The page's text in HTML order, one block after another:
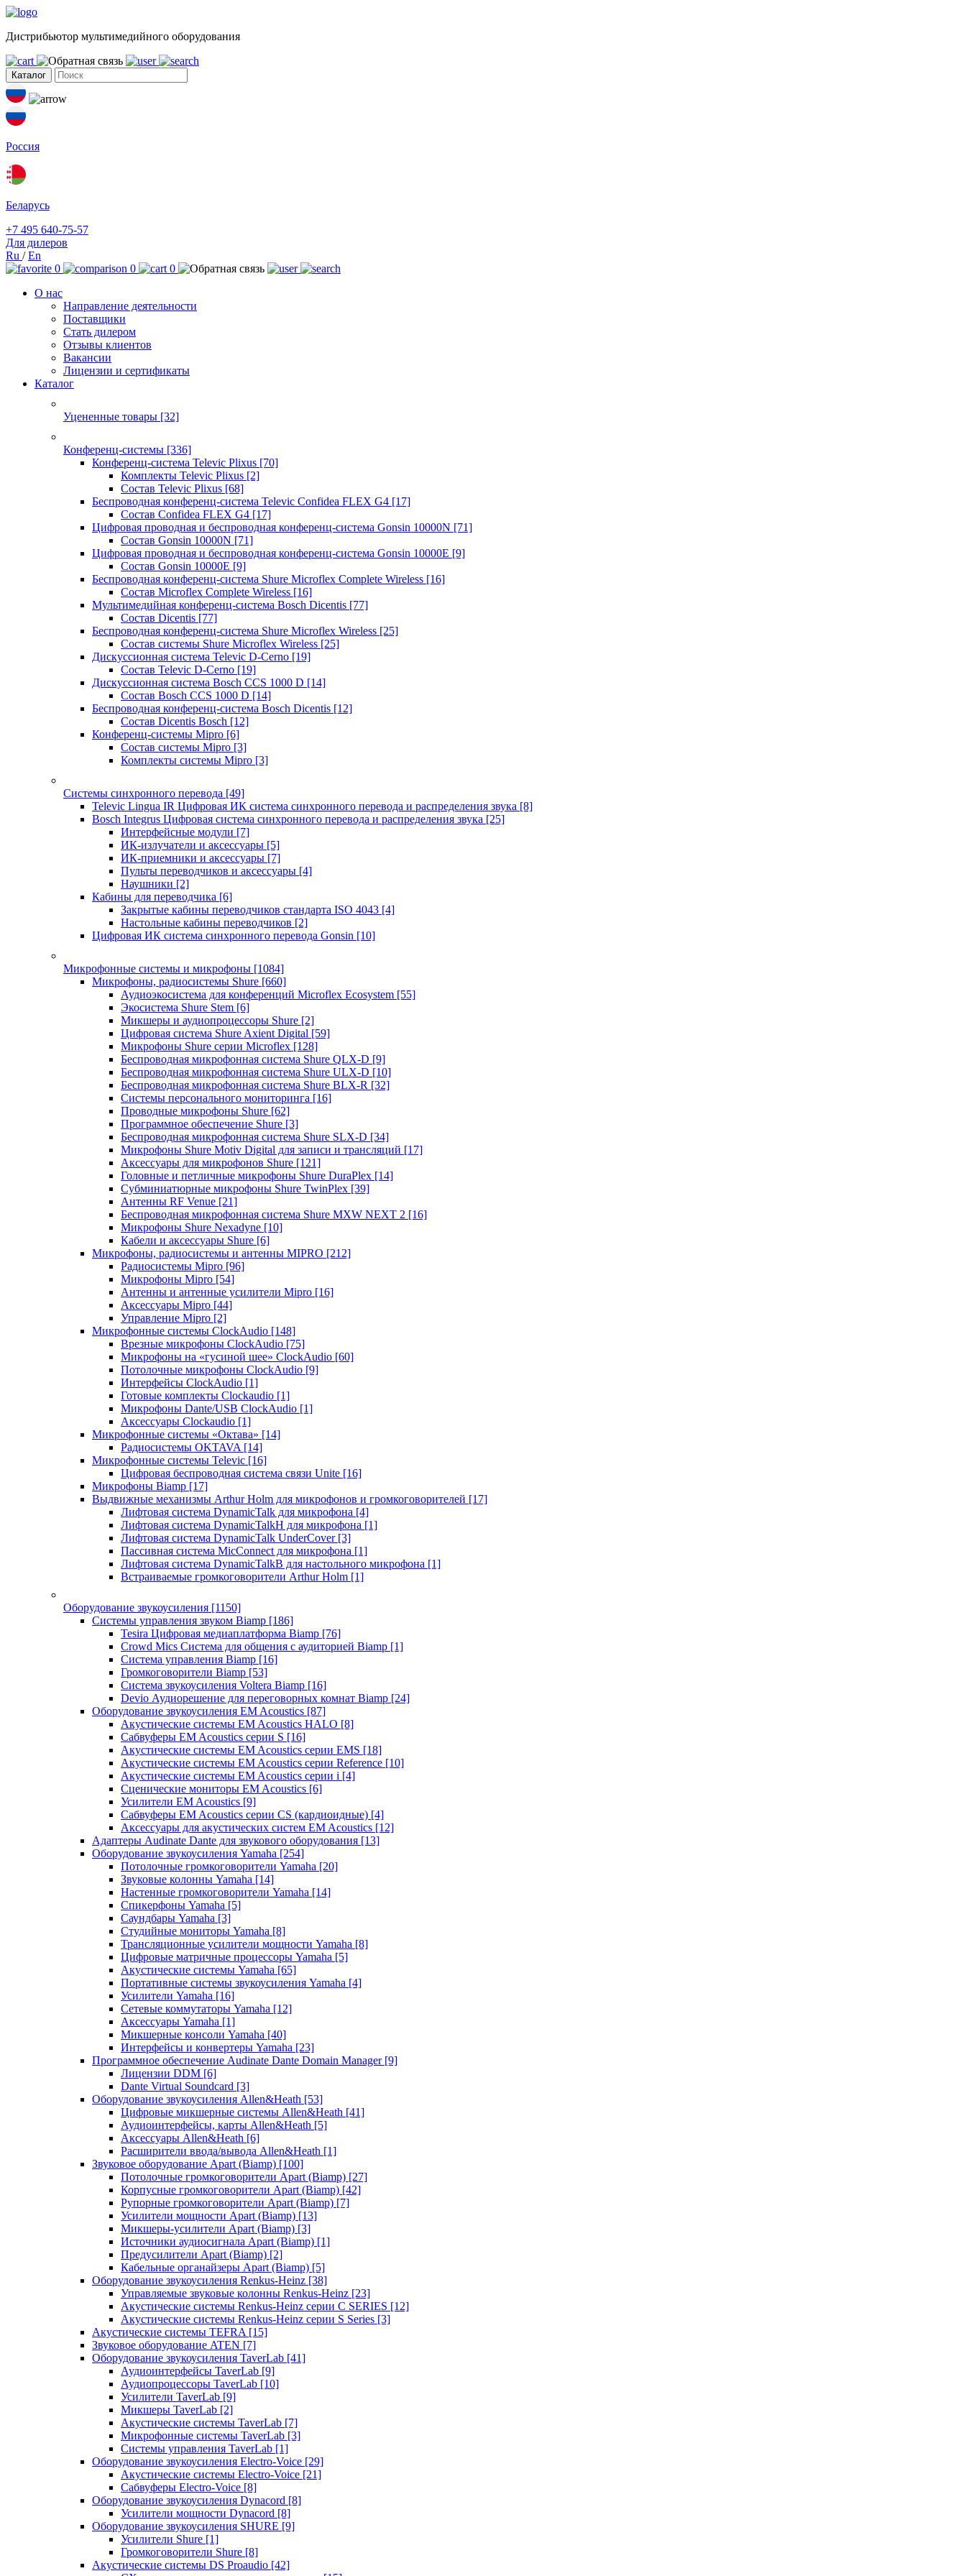
Дистрибьютор мультимедийного оборудования
Каталог
Россия
Беларусь
+7 495 640-75-57
Для дилеров
Ru /En
0
0
0
О нас
Направление деятельности
Поставщики
Стать дилером
Отзывы клиентов
Вакансии
Лицензии и сертификаты
Каталог
Уцененные товары [32]
Конференц-системы [336]
Конференц-система Televic Plixus [70]
Комплекты Televic Plixus [2]
Состав Televic Plixus [68]
Беспроводная конференц-система Televic Confidea FLEX G4 [17]
Состав Confidea FLEX G4 [17]
Цифровая проводная и беспроводная конференц-система Gonsin 10000N [71]
Состав Gonsin 10000N [71]
Цифровая проводная и беспроводная конференц-система Gonsin 10000E [9]
Состав Gonsin 10000E [9]
Беспроводная конференц-система Shure Microflex Complete Wireless [16]
Состав Microflex Complete Wireless [16]
Мультимедийная конференц-система Bosch Dicentis [77]
Состав Dicentis [77]
Беспроводная конференц-система Shure Microflex Wireless [25]
Состав системы Shure Microflex Wireless [25]
Дискуссионная система Televic D-Cerno [19]
Состав Televic D-Cerno [19]
Дискуссионная система Bosch CCS 1000 D [14]
Состав Bosch CCS 1000 D [14]
Беспроводная конференц-система Bosch Dicentis [12]
Состав Dicentis Bosch [12]
Конференц-системы Mipro [6]
Состав системы Mipro [3]
Комплекты системы Mipro [3]
Системы синхронного перевода [49]
Televic Lingua IR Цифровая ИК система синхронного перевода и распределения звука [8]
Bosch Integrus Цифровая система синхронного перевода и распределения звука [25]
Интерфейсные модули [7]
ИК-излучатели и аксессуары [5]
ИК-приемники и аксессуары [7]
Пульты переводчиков и аксессуары [4]
Наушники [2]
Кабины для переводчика [6]
Закрытые кабины переводчиков стандарта ISO 4043 [4]
Настольные кабины переводчиков [2]
Цифровая ИК система синхронного перевода Gonsin [10]
Микрофонные системы и микрофоны [1084]
Микрофоны, радиосистемы Shure [660]
Аудиоэкосистема для конференций Microflex Ecosystem [55]
Экосистема Shure Stem [6]
Микшеры и аудиопроцессоры Shure [2]
Цифровая система Shure Axient Digital [59]
Микрофоны Shure серии Microflex [128]
Беспроводная микрофонная система Shure QLX-D [9]
Беспроводная микрофонная система Shure ULX-D [10]
Беспроводная микрофонная система Shure BLX-R [32]
Системы персонального мониторинга [16]
Проводные микрофоны Shure [62]
Программное обеспечение Shure [3]
Беспроводная микрофонная система Shure SLX-D [34]
Микрофоны Shure Motiv Digital для записи и трансляций [17]
Аксессуары для микрофонов Shure [121]
Головные и петличные микрофоны Shure DuraPlex [14]
Субминиатюрные микрофоны Shure TwinPlex [39]
Антенны RF Venue [21]
Беспроводная микрофонная система Shure MXW NEXT 2 [16]
Микрофоны Shure Nexadyne [10]
Кабели и аксессуары Shure [6]
Микрофоны, радиосистемы и антенны MIPRO [212]
Радиосистемы Mipro [96]
Микрофоны Mipro [54]
Антенны и антенные усилители Mipro [16]
Аксессуары Mipro [44]
Управление Mipro [2]
Микрофонные системы ClockAudio [148]
Врезные микрофоны ClockAudio [75]
Микрофоны на «гусиной шее» ClockAudio [60]
Потолочные микрофоны ClockAudio [9]
Интерфейсы ClockAudio [1]
Готовые комплекты Clockaudio [1]
Микрофоны Dante/USB ClockAudio [1]
Аксессуары Clockaudio [1]
Микрофонные системы «Октава» [14]
Радиосистемы OKTAVA [14]
Микрофонные системы Televic [16]
Цифровая беспроводная система связи Unite [16]
Микрофоны Biamp [17]
Выдвижные механизмы Arthur Holm для микрофонов и громкоговорителей [17]
Лифтовая система DynamicTalk для микрофона [4]
Лифтовая система DynamicTalkH для микрофона [1]
Лифтовая система DynamicTalk UnderCover [3]
Пассивная система MicConnect для микрофона [1]
Лифтовая система DynamicTalkB для настольного микрофона [1]
Встраиваемые громкоговорители Arthur Holm [1]
Оборудование звукоусиления [1150]
Системы управления звуком Biamp [186]
Tesira Цифровая медиаплатформа Biamp [76]
Crowd Mics Система для общения с аудиторией Biamp [1]
Система управления Biamp [16]
Громкоговорители Biamp [53]
Система звукоусиления Voltera Biamp [16]
Devio Аудиорешение для переговорных комнат Biamp [24]
Оборудование звукоусиления EM Acoustics [87]
Акустические системы EM Acoustics HALO [8]
Сабвуферы EM Acoustics серии S [16]
Акустические системы EM Acoustics серии EMS [18]
Акустические системы EM Acoustics серии Reference [10]
Акустические системы EM Acoustics серии i [4]
Сценические мониторы EM Acoustics [6]
Усилители EM Acoustics [9]
Сабвуферы EM Acoustics серии CS (кардиоидные) [4]
Аксессуары для акустических систем EM Acoustics [12]
Адаптеры Audinate Dante для звукового оборудования [13]
Оборудование звукоусиления Yamaha [254]
Потолочные громкоговорители Yamaha [20]
Звуковые колонны Yamaha [14]
Настенные громкоговорители Yamaha [14]
Спикерфоны Yamaha [5]
Саундбары Yamaha [3]
Студийные мониторы Yamaha [8]
Трансляционные усилители мощности Yamaha [8]
Цифровые матричные процессоры Yamaha [5]
Акустические системы Yamaha [65]
Портативные системы звукоусиления Yamaha [4]
Усилители Yamaha [16]
Сетевые коммутаторы Yamaha [12]
Аксессуары Yamaha [1]
Микшерные консоли Yamaha [40]
Интерфейсы и конвертеры Yamaha [23]
Программное обеспечение Audinate Dante Domain Manager [9]
Лицензии DDM [6]
Dante Virtual Soundcard [3]
Оборудование звукоусиления Allen&Heath [53]
Цифровые микшерные системы Allen&Heath [41]
Аудиоинтерфейсы, карты Allen&Heath [5]
Аксессуары Allen&Heath [6]
Расширители ввода/вывода Allen&Heath [1]
Звуковое оборудование Apart (Biamp) [100]
Потолочные громкоговорители Apart (Biamp) [27]
Корпусные громкоговорители Apart (Biamp) [42]
Рупорные громкоговорители Apart (Biamp) [7]
Усилители мощности Apart (Biamp) [13]
Микшеры-усилители Apart (Biamp) [3]
Источники аудиосигнала Apart (Biamp) [1]
Предусилители Apart (Biamp) [2]
Кабельные органайзеры Apart (Biamp) [5]
Оборудование звукоусиления Renkus-Heinz [38]
Управляемые звуковые колонны Renkus-Heinz [23]
Акустические системы Renkus-Heinz серии C SERIES [12]
Акустические системы Renkus-Heinz серии S Series [3]
Акустические системы TEFRA [15]
Звуковое оборудование ATEN [7]
Оборудование звукоусиления TaverLab [41]
Аудиоинтерфейсы TaverLab [9]
Аудиопроцессоры TaverLab [10]
Усилители TaverLab [9]
Микшеры TaverLab [2]
Акустические системы TaverLab [7]
Микрофонные системы TaverLab [3]
Системы управления TaverLab [1]
Оборудование звукоусиления Electro-Voice [29]
Акустические системы Electro-Voice [21]
Сабвуферы Electro-Voice [8]
Оборудование звукоусиления Dynacord [8]
Усилители мощности Dynacord [8]
Оборудование звукоусиления SHURE [9]
Усилители Shure [1]
Громкоговорители Shure [8]
Акустические системы DS Proaudio [42]